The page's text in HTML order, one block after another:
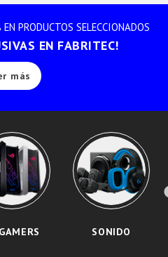
PRODUCTOS SELECCIONADOS
EN FABRITEC!
más
SONIDO